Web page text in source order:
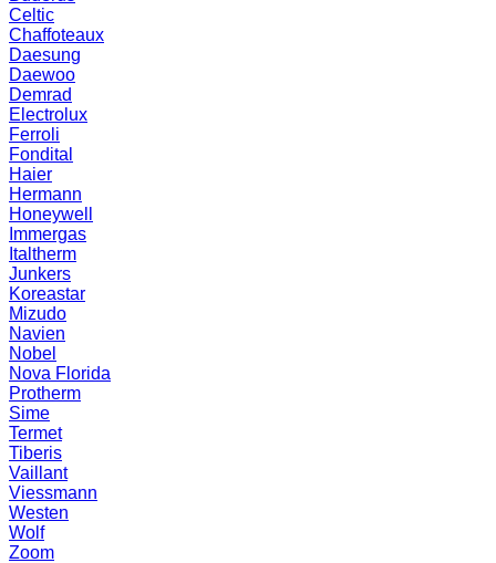
Celtic
Chaffoteaux
Daesung
Daewoo
Demrad
Electrolux
Ferroli
Fondital
Haier
Hermann
Honeywell
Immergas
Italtherm
Junkers
Koreastar
Mizudо
Navien
Nobel
Nova Florida
Protherm
Sime
Termet
Tiberis
Vaillant
Viessmann
Westen
Wolf
Zoom